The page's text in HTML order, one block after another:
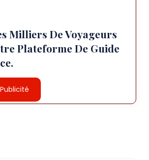
Milliers De Voyageurs
Plateforme De Guide